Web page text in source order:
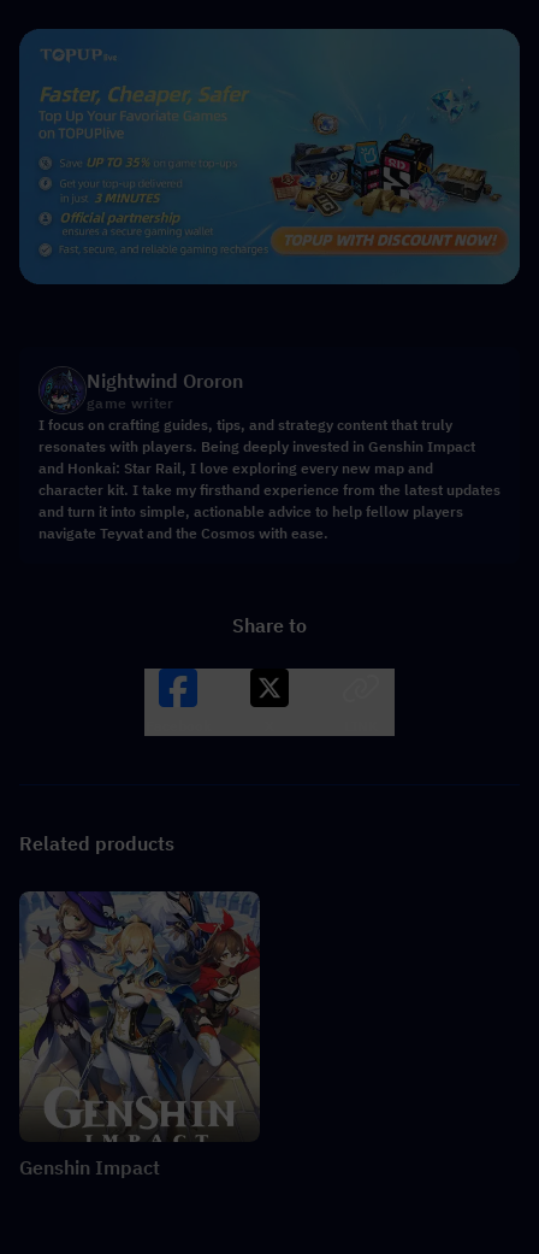
Nightwind Ororon
game writer
I focus on crafting guides, tips, and strategy content that truly
resonates with players. Being deeply invested in Genshin Impact
and Honkai: Star Rail, I love exploring every new map and
character kit. I take my firsthand experience from the latest updates
and turn it into simple, actionable advice to help fellow players
navigate Teyvat and the Cosmos with ease.
Share to
Related products
Genshin Impact